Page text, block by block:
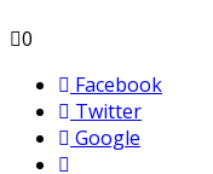
0
Facebook
Twitter
Google